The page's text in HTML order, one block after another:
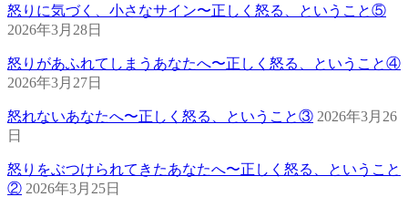
怒りに気づく、小さなサイン〜正しく怒る、ということ⑤
2026年3月28日
怒りがあふれてしまうあなたへ〜正しく怒る、ということ④
2026年3月27日
怒れないあなたへ〜正しく怒る、ということ③ 2026年3月26
日
怒りをぶつけられてきたあなたへ〜正しく怒る、ということ
② 2026年3月25日